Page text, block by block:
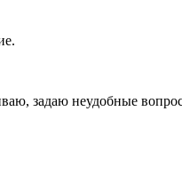
задаю неудобные